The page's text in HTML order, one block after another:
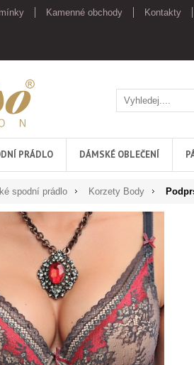
Kamenné obchody
Kontakty
PRÁDLO DÁMSKÉ OBLEČENÍ
spodní prádlo Korzety Body